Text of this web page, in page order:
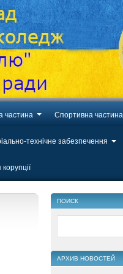
частина Спортивна частина
технічне забезпечення
ПОИСК
АРХИВ НОВОСТЕЙ